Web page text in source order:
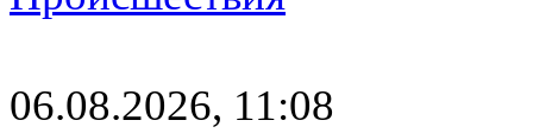
06.08.2026, 11:08